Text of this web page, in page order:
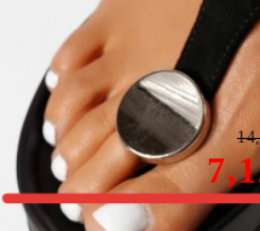
Női alacsony sarkú
bőrből
Méret: